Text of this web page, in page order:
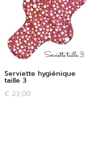
Serviette hygiénique
taille 3
€ 23,00